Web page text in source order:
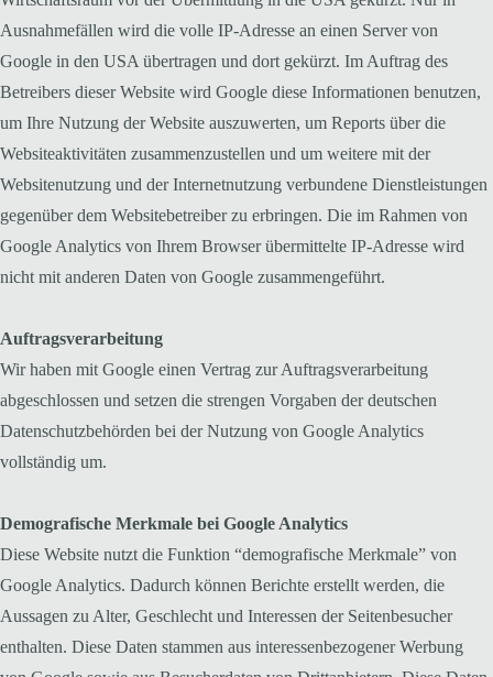
Ausnahmefällen wird die volle IP-Adresse an einen Server von
Google in den USA übertragen und dort gekürzt. Im Auftrag des
Betreibers dieser Website wird Google diese Informationen benutzen,
um Ihre Nutzung der Website auszuwerten, um Reports über die
Websiteaktivitäten zusammenzustellen und um weitere mit der
Websitenutzung und der Internetnutzung verbundene Dienstleistungen
gegenüber dem Websitebetreiber zu erbringen. Die im Rahmen von
Google Analytics von Ihrem Browser übermittelte IP-Adresse wird
nicht mit anderen Daten von Google zusammengeführt.
Auftragsverarbeitung
Wir haben mit Google einen Vertrag zur Auftragsverarbeitung
abgeschlossen und setzen die strengen Vorgaben der deutschen
Datenschutzbehörden bei der Nutzung von Google Analytics
vollständig um.
Demografische Merkmale bei Google Analytics
Diese Website nutzt die Funktion “demografische Merkmale” von
Google Analytics. Dadurch können Berichte erstellt werden, die
Aussagen zu Alter, Geschlecht und Interessen der Seitenbesucher
enthalten. Diese Daten stammen aus interessenbezogener Werbung